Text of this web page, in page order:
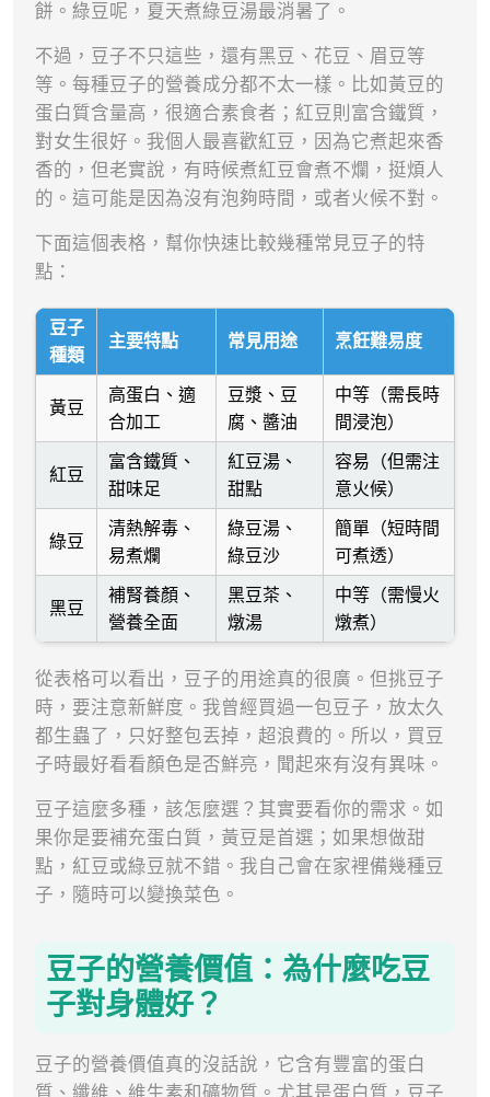
餅。綠豆呢，夏天煮綠豆湯最消暑了。
不過，豆子不只這些，還有黑豆、花豆、眉豆等
等。每種豆子的營養成分都不太一樣。比如黃豆的
蛋白質含量高，很適合素食者；紅豆則富含鐵質，
對女生很好。我個人最喜歡紅豆，因為它煮起來香
香的，但老實說，有時候煮紅豆會煮不爛，挺煩人
的。這可能是因為沒有泡夠時間，或者火候不對。
下面這個表格，幫你快速比較幾種常見豆子的特
點：
豆子
種類
主要特點 常見用途 烹飪難易度
黃豆
高蛋白、適
合加工
豆漿、豆
腐、醬油
中等（需長時
間浸泡）
紅豆
富含鐵質、
甜味足
紅豆湯、
甜點
容易（但需注
意火候）
綠豆
清熱解毒、
易煮爛
綠豆湯、
綠豆沙
簡單（短時間
可煮透）
黑豆
補腎養顏、
營養全面
黑豆茶、
燉湯
中等（需慢火
燉煮）
從表格可以看出，豆子的用途真的很廣。但挑豆子
時，要注意新鮮度。我曾經買過一包豆子，放太久
都生蟲了，只好整包丟掉，超浪費的。所以，買豆
子時最好看看顏色是否鮮亮，聞起來有沒有異味。
豆子這麼多種，該怎麼選？其實要看你的需求。如
果你是要補充蛋白質，黃豆是首選；如果想做甜
點，紅豆或綠豆就不錯。我自己會在家裡備幾種豆
子，隨時可以變換菜色。
豆子的營養價值：為什麼吃豆
子對身體好？
豆子的營養價值真的沒話說，它含有豐富的蛋白
質、纖維、維生素和礦物質。尤其是蛋白質，豆子